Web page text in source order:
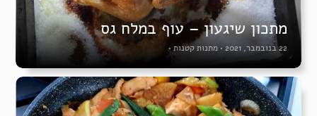
מתכון שיגעון – עוף במלח גס
22 בנובמבר, 2021 •מתנות קטנות •